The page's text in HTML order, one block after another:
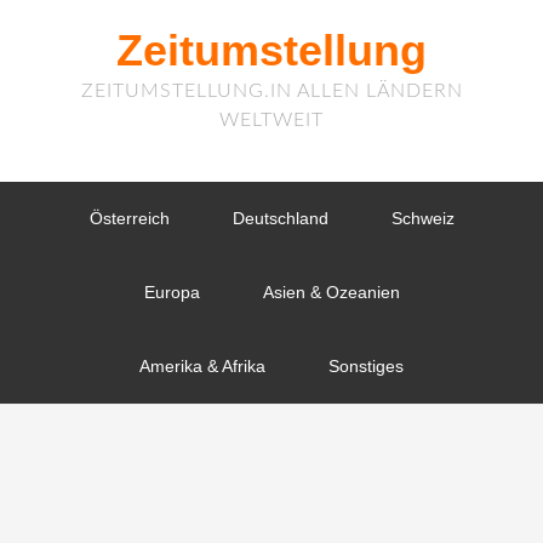
Zeitumstellung
ZEITUMSTELLUNG.IN ALLEN LÄNDERN
WELTWEIT
Österreich Deutschland Schweiz
Europa Asien & Ozeanien
Amerika & Afrika Sonstiges